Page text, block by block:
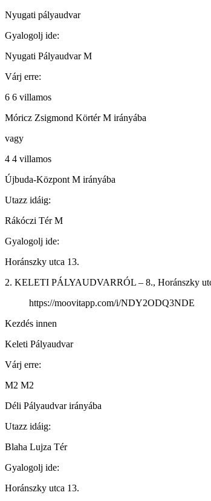
Nyugati pályaudvar
Gyalogolj ide:
Nyugati Pályaudvar M
Várj erre:
6 6 villamos
Móricz Zsigmond Körtér M irányába
vagy
4 4 villamos
Újbuda-Központ M irányába
Utazz idáig:
Rákóczi Tér M
Gyalogolj ide:
Horánszky utca 13.
2. KELETI PÁLYAUDVARRÓL – 8., Horánszky
https://moovitapp.com/i/NDY2ODQ3NDE
Kezdés innen
Keleti Pályaudvar
Várj erre:
M2 M2
Déli Pályaudvar irányába
Utazz idáig:
Blaha Lujza Tér
Gyalogolj ide:
Horánszky utca 13.